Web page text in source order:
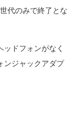
代のみで終了とな
ドフォンがなく
ンジャックアダプ